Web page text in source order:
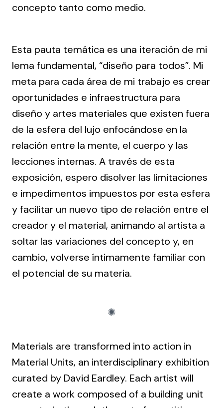
concepto tanto como medio.
Esta pauta temática es una iteración de mi
lema fundamental, “diseño para todos”. Mi
meta para cada área de mi trabajo es crear
oportunidades e infraestructura para
diseño y artes materiales que existen fuera
de la esfera del lujo enfocándose en la
relación entre la mente, el cuerpo y las
lecciones internas. A través de esta
exposición, espero disolver las limitaciones
e impedimentos impuestos por esta esfera
y facilitar un nuevo tipo de relación entre el
creador y el material, animando al artista a
soltar las variaciones del concepto y, en
cambio, volverse íntimamente familiar con
el potencial de su materia.
Materials are transformed into action in
Material Units, an interdisciplinary exhibition
curated by David Eardley. Each artist will
create a work composed of a building unit